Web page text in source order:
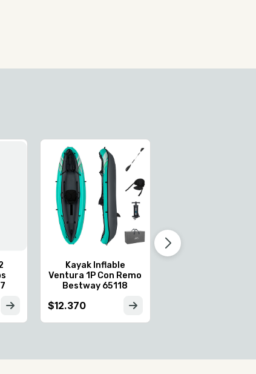
Kayak Inflable
Ventura 1P Con Remo
Bestway 65118
$12.370